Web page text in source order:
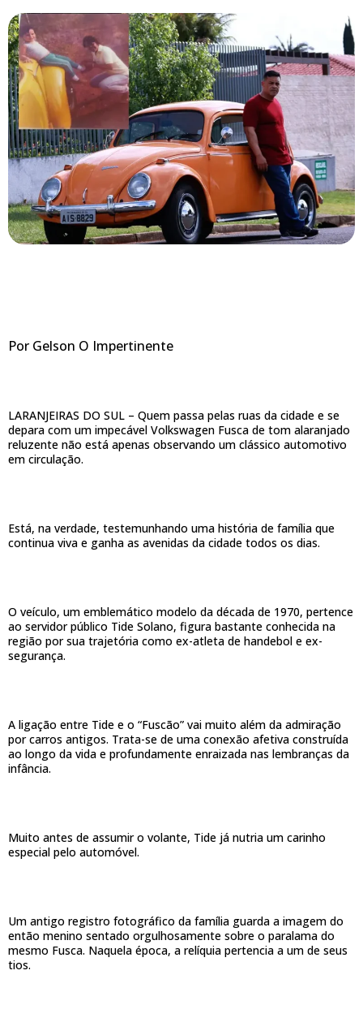
Por Gelson O Impertinente
LARANJEIRAS DO SUL – Quem passa pelas ruas da cidade e se
depara com um impecável Volkswagen Fusca de tom alaranjado
reluzente não está apenas observando um clássico automotivo
em circulação.
Está, na verdade, testemunhando uma história de família que
continua viva e ganha as avenidas da cidade todos os dias.
O veículo, um emblemático modelo da década de 1970, pertence
ao servidor público Tide Solano, figura bastante conhecida na
região por sua trajetória como ex-atleta de handebol e ex-
segurança.
A ligação entre Tide e o “Fuscão” vai muito além da admiração
por carros antigos. Trata-se de uma conexão afetiva construída
ao longo da vida e profundamente enraizada nas lembranças da
infância.
Muito antes de assumir o volante, Tide já nutria um carinho
especial pelo automóvel.
Um antigo registro fotográfico da família guarda a imagem do
então menino sentado orgulhosamente sobre o paralama do
mesmo Fusca. Naquela época, a relíquia pertencia a um de seus
tios.